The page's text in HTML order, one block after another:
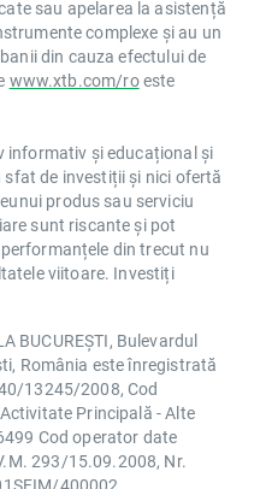
sau apelarea la asistență
complexe și au un
din cauza efectului de
www.xtb.com/roeste
informativ și educațional și
de investiții și nici ofertă
produs sau serviciu
sunt riscante și pot
din trecut nu
viitoare. Investiți
BUCUREȘTI, Bulevardul
România este înregistrată
13245/2008, Cod
Principală - Alte
Cod operator date
293/15.09.2008, Nr.